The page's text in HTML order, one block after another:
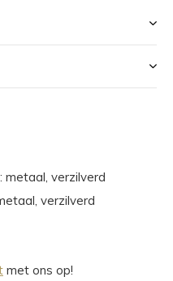
metaal, verzilverd
verzilverd
met ons op!